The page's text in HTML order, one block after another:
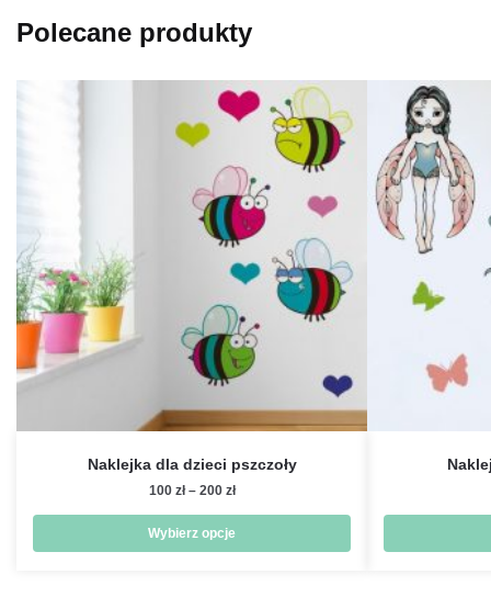
Polecane produkty
Naklejka dla dzieci pszczoły
100 zł – 200 złZakres
od
100 zł
Wybierz opcje